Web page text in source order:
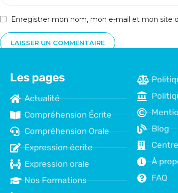
Enregistrer mon nom, mon e-mail et mon site
Les pages
Actualité
Compréhension Écrite
Compréhension Orale
Expression écrite
Expression orale
Nos Formations
Blog
À
FAQ